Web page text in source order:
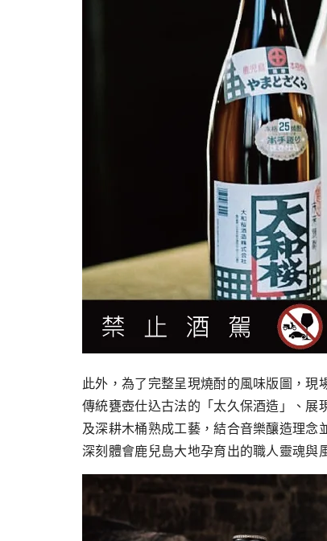
此外，為了完整呈現燒酎的風味版圖，
傳統甕壺仕込古法的「太久保酒造」、展
及深耕⽊桶熟成⼯藝，結合⾳樂釀造理
深刻體會鹿兒島⼤地孕育出的職⼈靈魂與